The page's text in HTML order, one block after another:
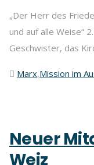
„Der Herr des
und auf alle Weise“
Geschwister, das
Marx,Mission im
Neuer
Weiz